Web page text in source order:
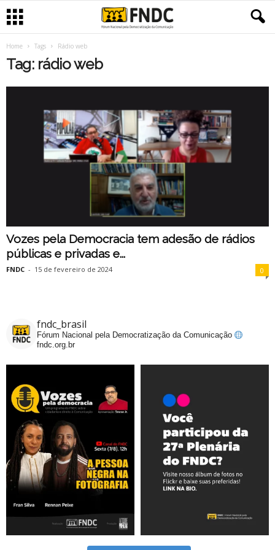
Home Tags Rádio web
Tag: rádio web
Vozes pela Democracia tem adesão de rádios
públicas e privadas e...
FNDC - 15 de fevereiro de 2024 0
fndc_brasil
Fórum Nacional pela Democratização da Comunicação
fndc.org.br